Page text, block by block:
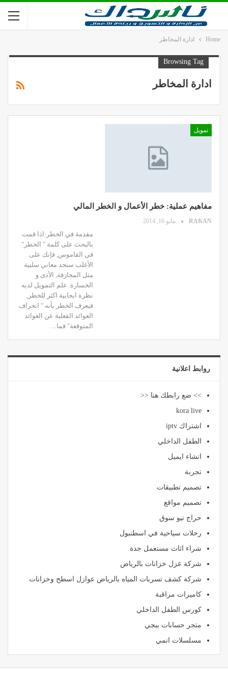
Home ادارة المخاطر
Browsing Tag
ادارة المخاطر
تمويل
مفاهيم عملية: خطر الأعمال و الخطر المالي
RAKAN مايو 16, 2014
مقدمة في الخطر:اذا قمت
بالبحث على كلمة " الخطر"
في القاموس, فإنك على
الأغلب ستجد معاني سلبية
مثل المجازفة, الأذى و
الخسارة. علم التمويل لديه
نظرة ايجابية اكثر للخطر,
فيعرف الخطر بأنه " انحراف
العوائد الفعلية عن العوائد
المتوقعة" فما…
روابط اعلانية
>> ضع رابطك هنا <<
kora live
اشتراك iptv
الطفل الداخلي
انشاء ايميل
تجربة
تصميم تطبيقات
تصميم مواقع
حراج نيو سوق
رحلات سياحية في اسطنبول
شراء اثاث مستعمل جدة
شركة عزل خزانات بالرياض
شركة كشف تسربات المياه بالرياض عوازل اسطح وخزانات
كاميرات مراقبة
كورس الطفل الداخلي
متجر حسابات ببجي
مسلسلات انمي